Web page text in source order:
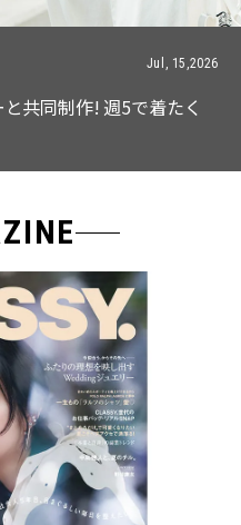
Jul, 15,2026
共同制作! 週5で着たく